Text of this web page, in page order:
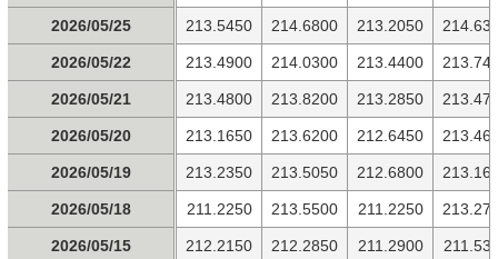
213.5450 214.6800 213.2050
213.4900 214.0300 213.4400
213.4800 213.8200 213.2850
213.1650 213.6200 212.6450
213.2350 213.5050 212.6800
211.2250 213.5500 211.2250
212.2150 212.2850 211.2900
2026/05/25
2026/05/22
2026/05/21
2026/05/20
2026/05/19
2026/05/18
2026/05/15